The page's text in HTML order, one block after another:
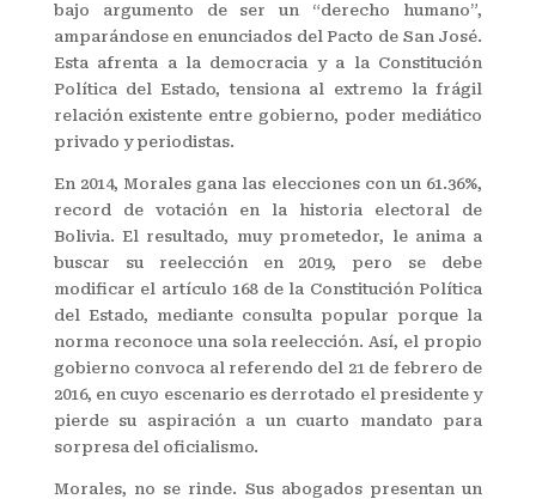
bajo argumento de ser un “derecho humano”,
amparándose en enunciados del Pacto de San José.
Esta afrenta a la democracia y a la Constitución
Política del Estado, tensiona al extremo la frágil
relación existente entre gobierno, poder mediático
privado y periodistas.
En 2014, Morales gana las elecciones con un 61.36%,
record de votación en la historia electoral de
Bolivia. El resultado, muy prometedor, le anima a
buscar su reelección en 2019, pero se debe
modificar el artículo 168 de la Constitución Política
del Estado, mediante consulta popular porque la
norma reconoce una sola reelección. Así, el propio
gobierno convoca al referendo del 21 de febrero de
2016, en cuyo escenario es derrotado el presidente y
pierde su aspiración a un cuarto mandato para
sorpresa del oficialismo.
Morales, no se rinde. Sus abogados presentan un